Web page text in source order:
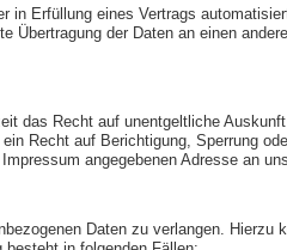
Erfüllung eines Vertrags
der Daten an einen
das Recht auf unentgeltliche
Recht auf Berichtigung, Sperrung
angegebenen Adresse an
Daten zu verlangen.